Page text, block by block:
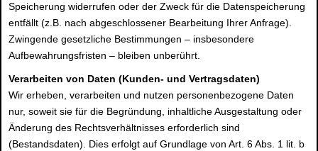
Speicherung widerrufen oder der Zweck für die Datenspeicherung
entfällt (z.B. nach abgeschlossener Bearbeitung Ihrer Anfrage).
Zwingende gesetzliche Bestimmungen – insbesondere
Aufbewahrungsfristen – bleiben unberührt.
Verarbeiten von Daten (Kunden- und Vertragsdaten)
Wir erheben, verarbeiten und nutzen personenbezogene Daten
nur, soweit sie für die Begründung, inhaltliche Ausgestaltung oder
Änderung des Rechtsverhältnisses erforderlich sind
(Bestandsdaten). Dies erfolgt auf Grundlage von Art. 6 Abs. 1 lit. b